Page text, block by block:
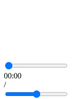
00:00
/